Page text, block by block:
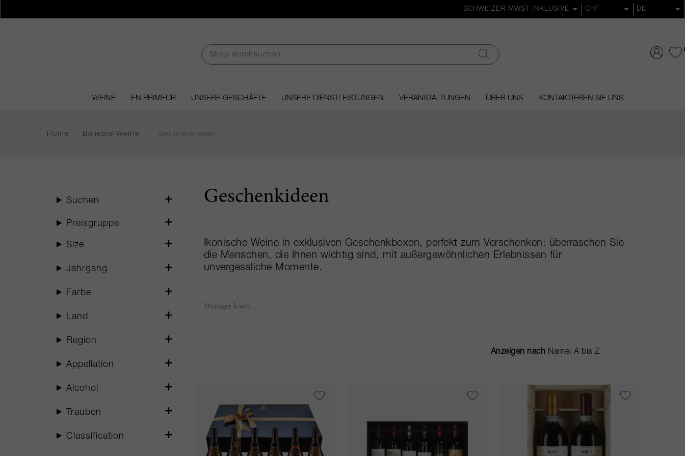
WEINE EN PRIMEUR UNSERE GESCHÄFTE UNSERE DIENSTLEISTUNGEN VERANSTALTUNGEN ÜBER UNS KONTAKTIEREN SIE UNS
Home Beliebte Weine Geschenkideen
Geschenkideen
Ikonische Weine in exklusiven Geschenkboxen, perfekt zum Verschenken: überraschen Sie
die Menschen, die Ihnen wichtig sind, mit außergewöhnlichen Erlebnissen für
unvergessliche Momente.
Weniger lesen...
Anzeigen nach
Suchen
Preisgruppe
Size
Jahrgang
Farbe
Land
Region
Appellation
Alcohol
Trauben
Classification